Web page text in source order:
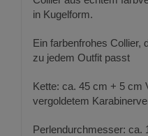
in Kugelform.
Ein farbenfrohes Collier,
zu jedem Outfit passt
Kette: ca. 45 cm + 5 cm
vergoldetem
Perlendurchmesser: ca.